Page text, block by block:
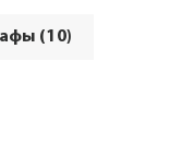
(10)